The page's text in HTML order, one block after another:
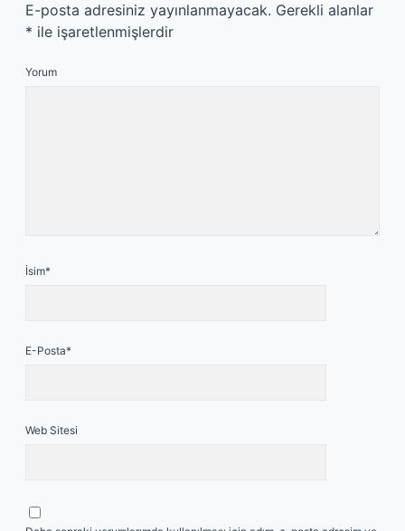
E-posta adresiniz yayınlanmayacak. Gerekli alanlar
* ile işaretlenmişlerdir
Yorum
İsim*
E-Posta*
Web Sitesi